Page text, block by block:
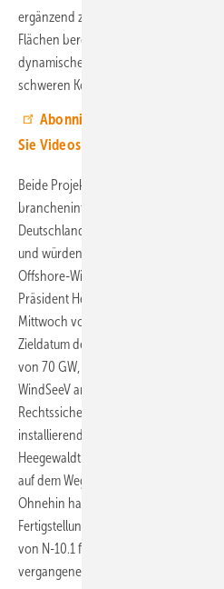
ergänzend zu den Ausschreibungen
Flächen bereits für mehrere Areale
dynamisches Gebotsverfahren zu
schweren Konzessionszahlungen
Abonnieren Sie jetzt unseren
Sie Videos mit
Beide Projekte sind gemäß bisherigen
brancheninternen Fahrplänen zum
Deutschland noch für einen
und würden damit zum Ausbauziel für
Offshore-Windkraft beitragen können.
Präsident Helge Heegewaldt bei
Mittwoch vorsichtig und verwies lieber
Zieldatum des gesetzlich
von 70 GW, das 2045 erreicht sein
WindSeeV am 28. Januar 2025 erhält
Rechtssicherheit für den Bau von
installierenden Leistung von 2.500
Heegewaldt. „Damit erreichen wir
auf dem Weg zum 70-Gigawatt-Ziel der
Ohnehin hat der zuständige
Fertigstellung des Netzanschlusses auf
von N-10.1 für die Weiterleitung zum
vergangenem Jahr erst für 2031